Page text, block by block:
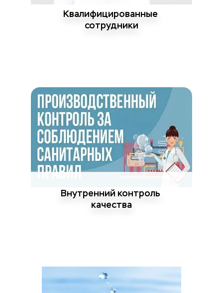
Квалифицированные
сотрудники
Внутренний контроль
качества